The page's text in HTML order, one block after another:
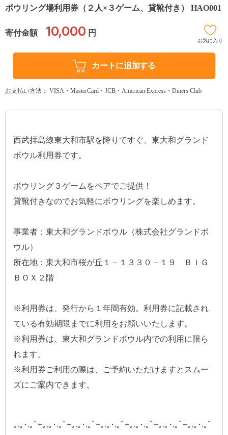
ボウリング場利用券（２人×３ゲーム、貸靴付き） HAO001
寄付金額 10,000 円
お気に入り
カートに追加する
お支払い方法： VISA・MasterCard・JCB・American Express・Diners Club
西武拝島線東大和市駅を降りてすぐ、東大和グランド
ボウル利用券です。
ボウリング３ゲームをペアでご提供！
貸靴付きなのでお気軽にボウリングを楽しめます。
事業者：東大和グランドボウル（株式会社グランドボ
ウル）
所在地：東大和市桜が丘１－１３３０－１９ ＢＩＧ
ＢＯＸ２階
※利用券は、発行から１年間有効。利用券に記載され
ている有効期限までに利用をお願いいたします。
※利用券は、東大和グランドボウル内での利用に限ら
れます。
※利用券ご利用の際は、ご予約いただけますとスムー
ズにご案内できます。
｡.｡･.｡ﾟ+｡.｡･.｡ﾟ+｡.｡･.｡ﾟ+｡.｡･.｡ﾟ+｡.｡･.｡ﾟ+｡.｡･.｡ﾟ+｡.｡･.｡ﾟ